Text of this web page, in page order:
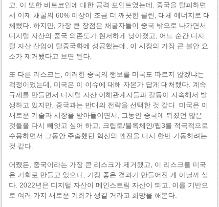
고, 이 또한 비트코인에 대한 공격 포인트였는데, 중국을 탈피하면
서 이제 채굴의 60% 이상이 조금 더 깨끗한 클린, 대체 에너지로 대
체됐다. 하지만, 가장 큰 장점은 채굴자들이 중국 밖으로 나가면서
디지털 자산의 중국 의존도가 현저하게 낮아졌고, 어느 순간 디지
털 자산 산업이 탈중국화에 성공했는데, 이 시장의 가장 큰 불안 요
소가 제거됐다고 보면 된다.
또 다른 리스크는, 이러한 중국의 행보를 미국도 따르지 않겠냐는
걱정이었는데, 미국은 이 이슈에 대해 자본가 답게 대처했다. 계속
규제를 만들면서 디지털 자산 이해관계자들과 갈등이 지속해서 발
생하고 있지만, 중국과는 반대의 전략을 선택한 것 같다. 미국은 이
새로운 기술과 시장을 받아들이면서, 그동안 중국에 뒤졌던 많은
것들을 다시 빼앗고 싶어 하고, 크립토/블록체인/웹3를 적극적으로
수용하면서 그동안 주춤했던 혁신의 엔진을 다시 한번 가동하려는
것 같다.
어쨌든, 중국이라는 가장 큰 리스크가 제거됐고, 이 리스크를 미국
은 기회로 만들고 있으니, 가장 좋은 결과가 만들어진 게 아닐까 싶
다. 2022년은 디지털 자산이 메인스트림 자산이 되고, 이를 기반으
로 여러 가지 새로운 기회가 생길 거라고 희망을 해본다.